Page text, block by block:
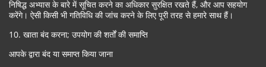
निषिद्ध अभ्यास के बारे में सूचित करने का अधिकार सुरक्षित रखते हैं, और आप सहयोग
करेंगे। ऐसी किसी भी गतिविधि की जांच करने के लिए पूरी तरह से हमारे साथ हैं।
10. खाता बंद करना; उपयोग की शर्तों की समाप्ति
आपके द्वारा बंद या समाप्त किया जाना